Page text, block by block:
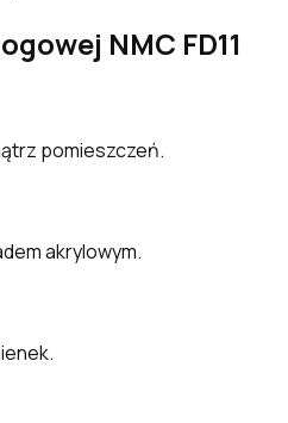
NMC FD11
pomieszczeń.
akrylowym.